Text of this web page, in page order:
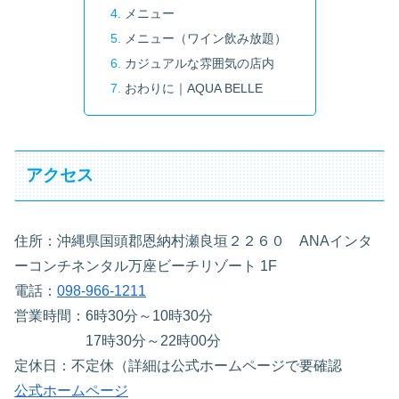
メニュー
メニュー（ワイン飲み放題）
カジュアルな雰囲気の店内
おわりに｜AQUA BELLE
アクセス
住所：沖縄県国頭郡恩納村瀬良垣２２６０ ANAインタ
ーコンチネンタル万座ビーチリゾート 1F
電話： 098-966-1211
営業時間：6時30分～10時30分
17時30分～22時00分
定休日：不定休（詳細は公式ホームページで要確認
公式ホームページ